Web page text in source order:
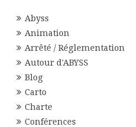
Abyss
Animation
Arrêté / Réglementation
Autour d'ABYSS
Blog
Carto
Charte
Conférences